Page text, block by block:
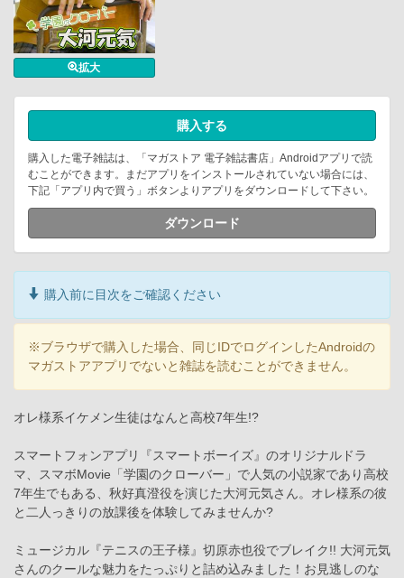
拡大
購入する
購入した電子雑誌は、「マガストア 電子雑誌書店」Androidアプリで読
むことができます。まだアプリをインストールされていない場合には、
下記「アプリ内で買う」ボタンよりアプリをダウンロードして下さい。
ダウンロード
購入前に目次をご確認ください
※ブラウザで購入した場合、同じIDでログインしたAndroidの
マガストアアプリでないと雑誌を読むことができません。
オレ様系イケメン生徒はなんと高校7年生!?
スマートフォンアプリ『スマートボーイズ』のオリジナルドラ
マ、スマボMovie「学園のクローバー」で人気の小説家であり高校
7年生でもある、秋好真澄役を演じた大河元気さん。オレ様系の彼
と二人っきりの放課後を体験してみませんか?
ミュージカル『テニスの王子様』切原赤也役でブレイク!! 大河元気
さんのクールな魅力をたっぷりと詰め込みました！お見逃しのな